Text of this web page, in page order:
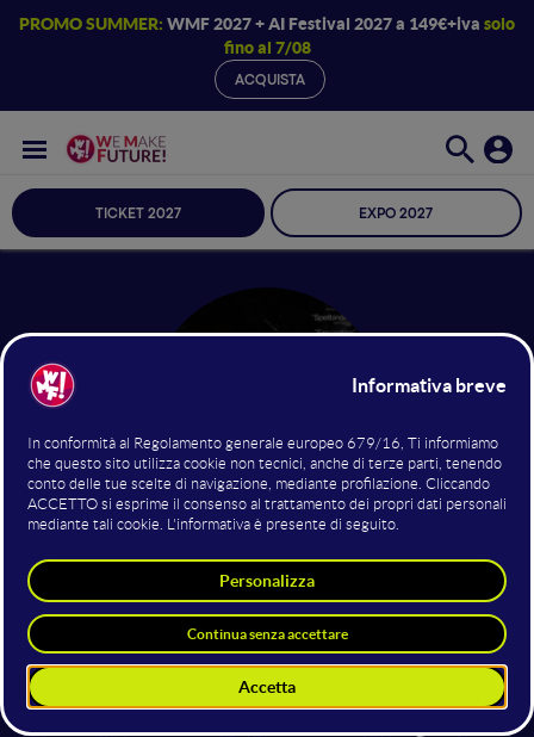
PROMO SUMMER: WMF 2027 + AI Festival 2027 a 149€+iva solo
fino al 7/08
ACQUISTA
TICKET 2027 EXPO 2027
16 giugno 202317:20 - 19:05
Movie Area
The Internet's Own Boy,